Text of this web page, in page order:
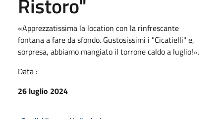
«Apprezzatissima la location con la rinfrescante
fontana a fare da sfondo. Gustosissimi i "Cicatielli" e,
sorpresa, abbiamo mangiato il torrone caldo a luglio!».
Data :
26 luglio 2024